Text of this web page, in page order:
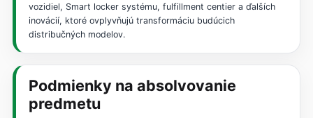
vozidiel, Smart locker systému, fulfillment centier a ďalších
inovácií, ktoré ovplyvňujú transformáciu budúcich
distribučných modelov.
Podmienky na absolvovanie
predmetu